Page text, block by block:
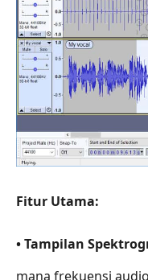
Fitur Utama:
• Tampilan
mana frekuensi